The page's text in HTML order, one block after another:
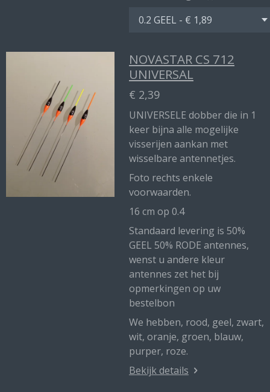
NOVASTAR CS 712
UNIVERSAL
€ 2,39
UNIVERSELE dobber die in 1
keer bijna alle mogelijke
visserijen aankan met
wisselbare antennetjes.
Foto rechts enkele
voorwaarden.
16 cm op 0.4
Standaard levering is 50%
GEEL 50% RODE antennes,
wenst u andere kleur
antennes zet het bij
opmerkingen op uw
bestelbon
We hebben, rood, geel, zwart,
wit, oranje, groen, blauw,
purper, roze.
Bekijk details